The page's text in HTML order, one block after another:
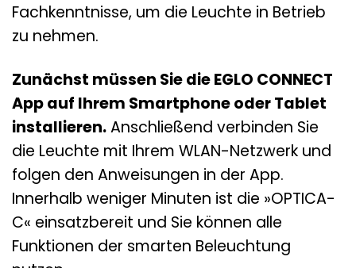
Fachkenntnisse, um die Leuchte in Betrieb
zu nehmen.
Zunächst müssen Sie die EGLO CONNECT
App auf Ihrem Smartphone oder Tablet
installieren.Anschließend verbinden Sie
die Leuchte mit Ihrem WLAN-Netzwerk und
folgen den Anweisungen in der App.
Innerhalb weniger Minuten ist die »OPTICA-
C« einsatzbereit und Sie können alle
Funktionen der smarten Beleuchtung